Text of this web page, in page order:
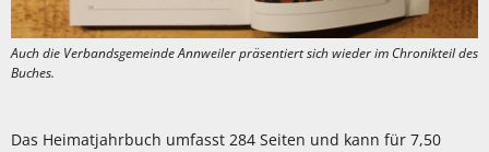
Auch die Verbandsgemeinde Annweiler präsentiert sich wieder im Chronikteil des
Buches.
Das Heimatjahrbuch umfasst 284 Seiten und kann für 7,50